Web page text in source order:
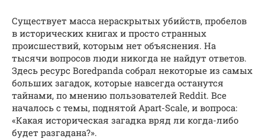
Существует масса нераскрытых убийств, пробелов
в исторических книгах и просто странных
происшествий, которым нет объяснения. На
тысячи вопросов люди никогда не найдут ответов.
Здесь ресурс Boredpanda собрал некоторые из самых
больших загадок, которые навсегда останутся
тайнами, по мнению пользователей Reddit. Все
началось с темы, поднятой Apart-Scale, и вопроса:
«Какая историческая загадка вряд ли когда-либо
будет разгадана?».